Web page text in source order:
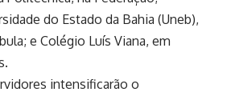
do Estado da Bahia (Uneb),
e Colégio Luís Viana, em
intensificarão o